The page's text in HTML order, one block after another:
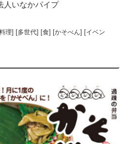
人いなかパイプ
理] [多世代] [食] [かそべん] [イベン